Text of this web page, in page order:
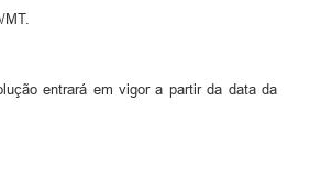
entrará em vigor a partir da data da